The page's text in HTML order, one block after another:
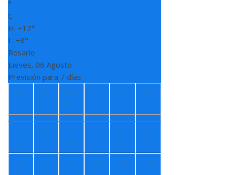
°
C
H: +17°
L: +8°
Rosario
Jueves, 06 Agosto
Previsión para 7 días
Vie
Sá
b
Do
m
Lun
Ma
r
Mié
+1
4°
+1
5°
+1
5°
+1
3°
+1
3°
+1
1°
+5
+6
+5
+4
+4° +5°